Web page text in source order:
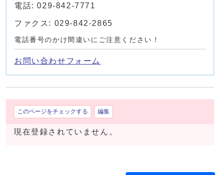
電話: 029-842-7771
ファクス: 029-842-2865
電話番号のかけ間違いにご注意ください！
お問い合わせフォーム
このページをチェックする 編集
現在登録されていません。